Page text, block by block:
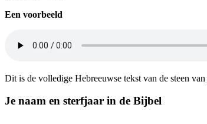
Een voorbeeld
Dit is de volledige Hebreeuwse tekst van de steen van
Je naam en sterfjaar in de Bijbel